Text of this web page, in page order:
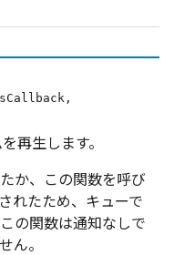
再生します。
か、この関数を呼び
れたため、キューで
の関数は通知なしで
ん。